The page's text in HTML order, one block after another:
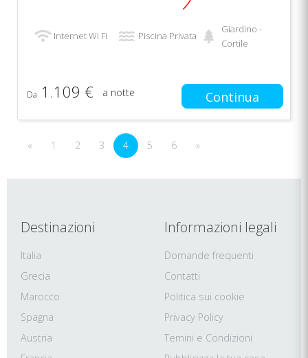
Internet Wi Fi Piscina Privata
Giardino -
Cortile
Da 1.109 € a notte Continua
« 1 2 3 4 5 6 »
Destinazioni
Italia
Grecia
Marocco
Spagna
Austria
Informazioni legali
Domande frequenti
Contatti
Politica sui cookie
Privacy Policy
Temini e Condizioni